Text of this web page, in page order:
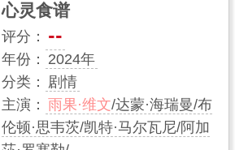
心灵食谱
评分： --
年份： 2024年
分类： 剧情
主演： 雨果·维文/达蒙·海瑞曼/布
伦顿·思韦茨/凯特·马尔瓦尼/阿加